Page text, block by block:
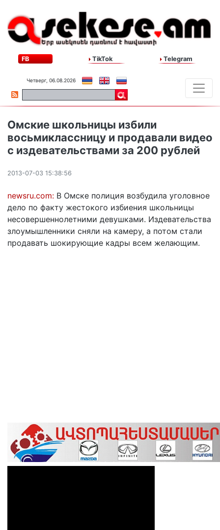
FB TikTok Telegram
Четверг, 06.08.2026
Омские школьницы избили
восьмиклассницу и продавали видео
с издевательствами за 200 рублей
2013-07-03 15:38:56
newsru.com: В Омске полиция возбудила уголовное
дело по факту жестокого избиения школьницы
несовершеннолетними девушками. Издевательства
злоумышленники сняли на камеру, а потом стали
продавать шокирующие кадры всем желающим.